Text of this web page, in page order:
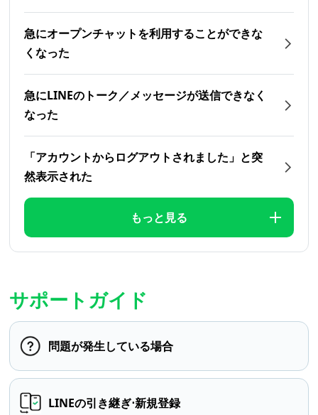
急にオープンチャットを利用することができな
くなった
急にLINEのトーク／メッセージが送信できなく
なった
「アカウントからログアウトされました」と突
然表示された
もっと見る
サポートガイド
問題が発生している場合
LINEの引き継ぎ⋅新規登録